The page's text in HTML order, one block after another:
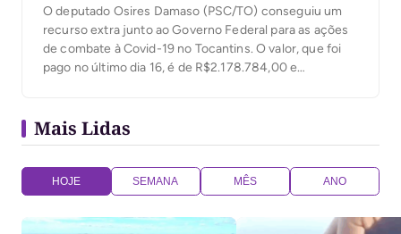
O deputado Osires Damaso (PSC/TO) conseguiu um
recurso extra junto ao Governo Federal para as ações
de combate à Covid-19 no Tocantins. O valor, que foi
pago no último dia 16, é de R$2.178.784,00 e
Lindos R$ 245.098,00; Colinas R$ 500 mil; […]
Mais Lidas
HOJE SEMANA MÊS ANO